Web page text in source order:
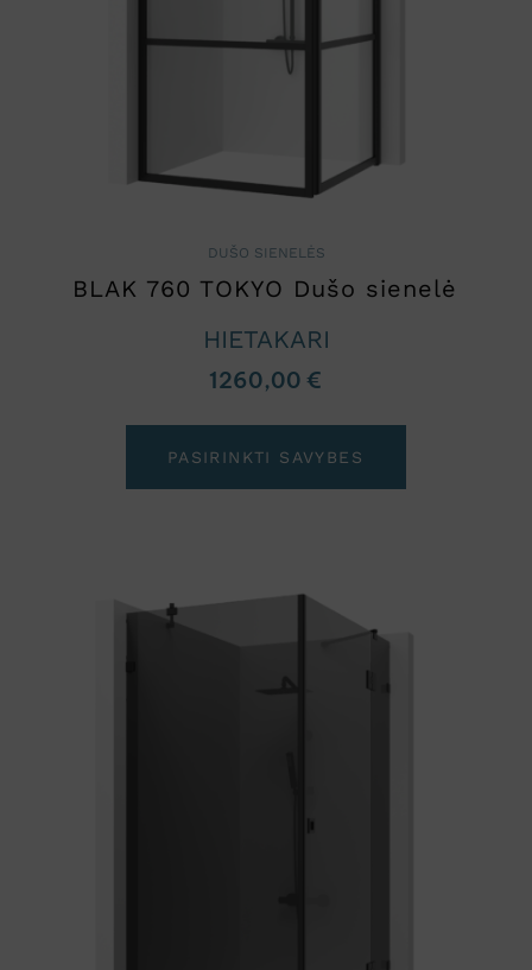
DUŠO SIENELĖS
BLAK 760 TOKYO Dušo sienelė
HIETAKARI
1260,00€
PASIRINKTI SAVYBES